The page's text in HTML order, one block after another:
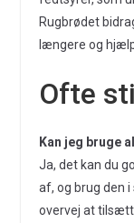
Rugbrødet
længere og
Ofte
Kan jeg bruge
Ja, det kan du
af, og brug den
overvej at